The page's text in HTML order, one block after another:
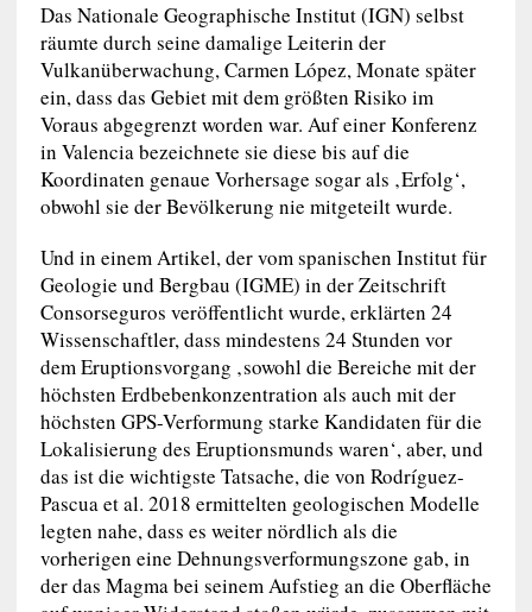
Das Nationale Geographische Institut (IGN) selbst
räumte durch seine damalige Leiterin der
Vulkanüberwachung, Carmen López, Monate später
ein, dass das Gebiet mit dem größten Risiko im
Voraus abgegrenzt worden war. Auf einer Konferenz
in Valencia bezeichnete sie diese bis auf die
Koordinaten genaue Vorhersage sogar als ‚Erfolg‘,
obwohl sie der Bevölkerung nie mitgeteilt wurde.
Und in einem Artikel, der vom spanischen Institut für
Geologie und Bergbau (IGME) in der Zeitschrift
Consorseguros veröffentlicht wurde, erklärten 24
Wissenschaftler, dass mindestens 24 Stunden vor
dem Eruptionsvorgang ‚sowohl die Bereiche mit der
höchsten Erdbebenkonzentration als auch mit der
höchsten GPS-Verformung starke Kandidaten für die
Lokalisierung des Eruptionsmunds waren‘, aber, und
das ist die wichtigste Tatsache, die von Rodríguez-
Pascua et al. 2018 ermittelten geologischen Modelle
legten nahe, dass es weiter nördlich als die
vorherigen eine Dehnungsverformungszone gab, in
der das Magma bei seinem Aufstieg an die Oberfläche